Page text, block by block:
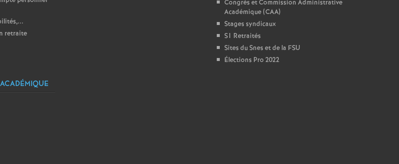
retraite
Congrès et Commission Administrative
Académique (CAA)
Stages syndicaux
S1 Retraités
Sites du Snes et de la FSU
Élections Pro 2022